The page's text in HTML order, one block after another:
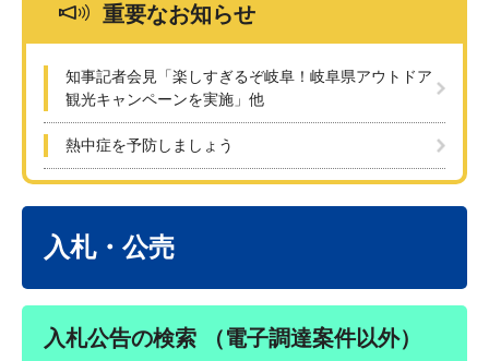
重要なお知らせ
知事記者会見「楽しすぎるぞ岐阜！岐阜県アウトドア
観光キャンペーンを実施」他
熱中症を予防しましょう
入札・公売
入札公告の検索 （電子調達案件以外）